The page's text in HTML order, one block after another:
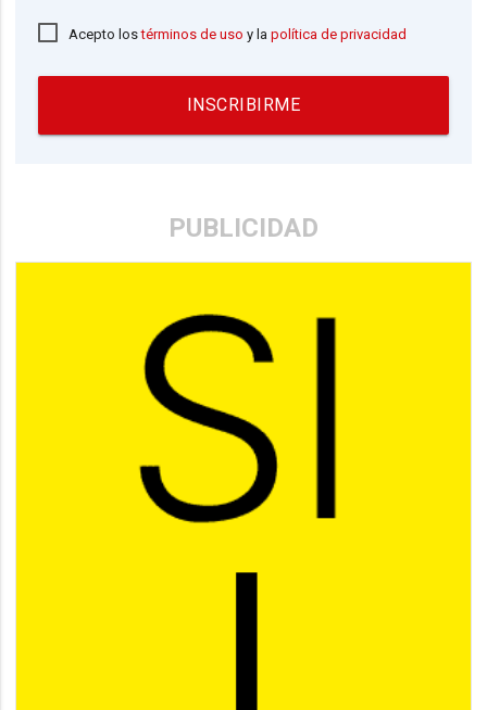
Acepto lostérminos de uso y lapolítica de privacidad
INSCRIBIRME
PUBLICIDAD